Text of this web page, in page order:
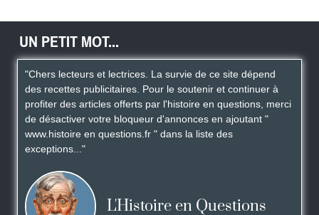
UN PETIT MOT...
"Chers lecteurs et lectrices. La survie de ce site dépend
des recettes publicitaires. Pour le soutenir et continuer à
profiter des articles offerts par l'histoire en questions, merci
de désactiver votre bloqueur d'annonces en ajoutant "
www.histoire en questions.fr " dans la liste des
exceptions..."
L'Histoire en Questions